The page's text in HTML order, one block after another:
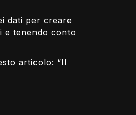
dati per creare
e tenendo conto
articolo: “Il